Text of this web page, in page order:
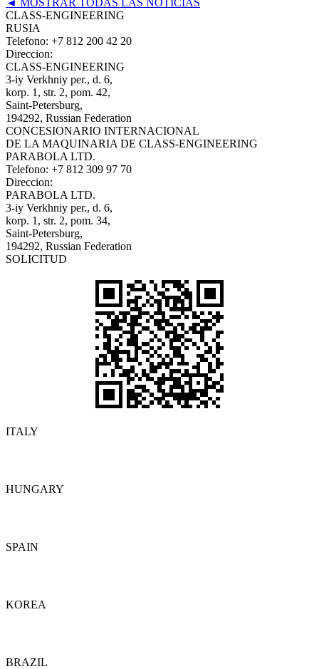
CLASS-ENGINEERING
RUSIA
Telefono: +7 812 200 42 20
Direccion:
CLASS-ENGINEERING
3-iy Verkhniy per., d. 6,
korp. 1, str. 2, pom. 42,
Saint-Petersburg,
194292, Russian Federation
CONCESIONARIO INTERNACIONAL
DE LA MAQUINARIA DE CLASS-ENGINEERING
PARABOLA LTD.
Telefono: +7 812 309 97 70
Direccion:
PARABOLA LTD.
3-iy Verkhniy per., d. 6,
korp. 1, str. 2, pom. 34,
Saint-Petersburg,
194292, Russian Federation
SOLICITUD
ITALY
HUNGARY
SPAIN
KOREA
BRAZIL